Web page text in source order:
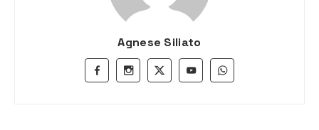
Agnese Siliato